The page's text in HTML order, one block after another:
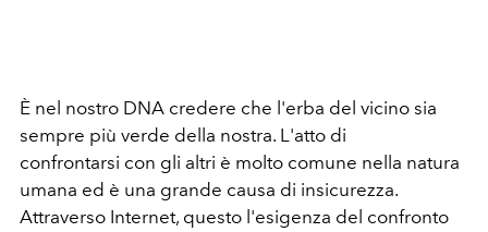
È nel nostro DNA credere che l'erba del vicino sia
sempre più verde della nostra. L'atto di
confrontarsi con gli altri è molto comune nella natura
umana ed è una grande causa di insicurezza.
Attraverso Internet, questo l'esigenza del confronto